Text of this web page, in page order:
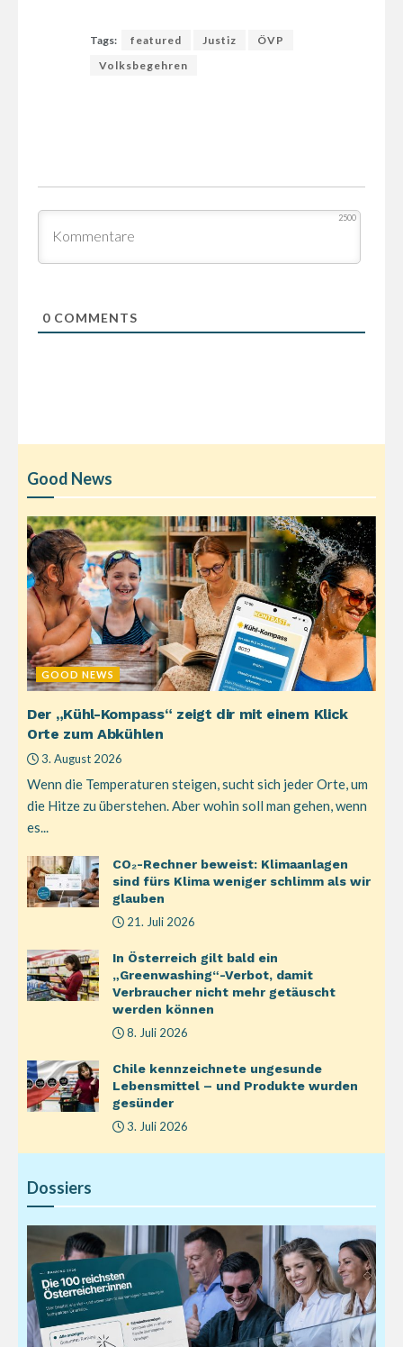
Tags: featured Justiz
ÖVP
Volksbegehren
2500
0COMMENTS
Good News
GOOD NEWS
Der „Kühl-Kompass“ zeigt dir mit einem Klick
Orte zum Abkühlen
3. August 2026
Wenn die Temperaturen steigen, sucht sich jeder Orte, um
die Hitze zu überstehen. Aber wohin soll man gehen, wenn
es...
CO₂-Rechner beweist: Klimaanlagen
sind fürs Klima weniger schlimm als wir
glauben
21. Juli 2026
In Österreich gilt bald ein
„Greenwashing“-Verbot, damit
Verbraucher nicht mehr getäuscht
werden können
8. Juli 2026
Chile kennzeichnete ungesunde
Lebensmittel – und Produkte wurden
gesünder
3. Juli 2026
Dossiers